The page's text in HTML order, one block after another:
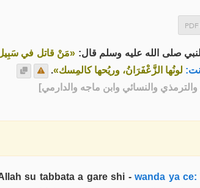
PDF
صلى الله عليه وسلم قال: «مَنْ قاتل في
لونُها الزَّعْفَرَانُ، وريُحها كالمِسك».
والترمذي والنسائي وابن ماجه والدارمي]
su tabbata a gare shi -wanda ya ce: